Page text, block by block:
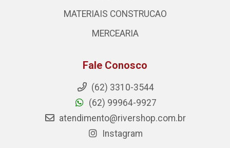
MATERIAIS CONSTRUCAO
MERCEARIA
Fale Conosco
(62) 3310-3544
(62) 99964-9927
atendimento@rivershop.com.br
Instagram